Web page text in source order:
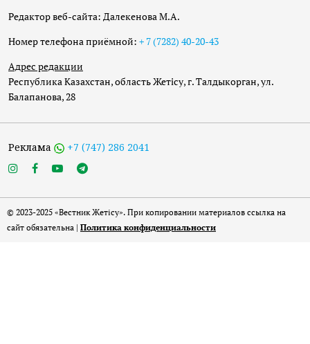
Редактор веб-сайта: Далекенова М.А.
Номер телефона приёмной: + 7 (7282) 40-20-43
Адрес редакции
Республика Казахстан, область Жетісу, г. Талдыкорган, ул.
Балапанова, 28
Реклама +7 (747) 286 2041
© 2023-2025 «Вестник Жетісу». При копировании материалов ссылка на
сайт обязательна | Политика конфиденциальности